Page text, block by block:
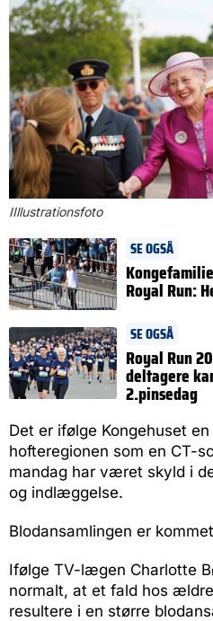
IIllustrationsfoto
SE OGSÅ
Royal Run:
SE OGSÅ
Royal Run
deltagere
2.pinsedag
Det er ifølge Kongehuset
hofteregionen som en CT-
mandag har været skyld i
og indlæggelse.
Blodansamlingen er
Ifølge TV-lægen Charlotte
normalt, at et fald hos
resultere i en større